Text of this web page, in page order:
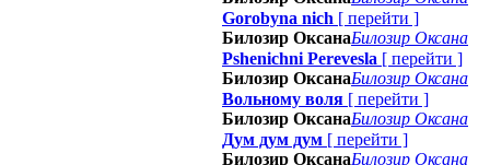
Gorobyna nich [ перейти ]
Билозир ОксанаБилозир Оксана
Pshenichni Perevesla [ перейти ]
Билозир ОксанаБилозир Оксана
Вольному воля [ перейти ]
Билозир ОксанаБилозир Оксана
Дум дум дум [ перейти ]
Билозир ОксанаБилозир Оксана